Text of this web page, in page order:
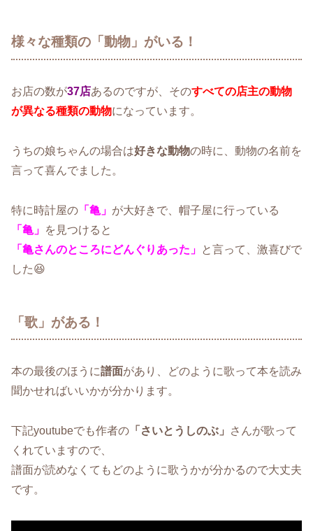
様々な種類の「動物」がいる！
お店の数が37店あるのですが、そのすべての店主の動物
が異なる種類の動物になっています。
うちの娘ちゃんの場合は好きな動物の時に、動物の名前を
言って喜んでました。
特に時計屋の 「亀」 が大好きで、帽子屋に行っている
「亀」 を見つけると
「亀さんのところにどんぐりあった」 と言って、激喜びで
した😆
「歌」がある！
本の最後のほうに譜面があり、どのように歌って本を読み
聞かせればいいかが分かります。
下記youtubeでも作者の 「さいとうしのぶ」
さんが歌って
くれていますので、
譜面が読めなくてもどのように歌うかが分かるので大丈夫
です。